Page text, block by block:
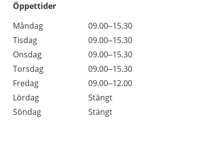
Öppettider
Dag
Öppettider
Kommentarer
Måndag
09.00–15.30
Tisdag
09.00–15.30
Onsdag
09.00–15.30
Torsdag
09.00–15.30
Fredag
09.00–12.00
Lördag
Stängt
Söndag
Stängt